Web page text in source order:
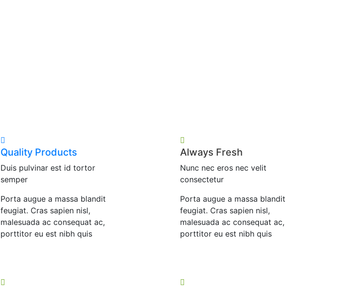
Quality Products
Duis pulvinar est id tortor
semper
Porta augue a massa blandit
feugiat. Cras sapien nisl,
malesuada ac consequat ac,
porttitor eu est nibh quis
Always Fresh
Nunc nec eros nec velit
consectetur
Porta augue a massa blandit
feugiat. Cras sapien nisl,
malesuada ac consequat ac,
porttitor eu est nibh quis